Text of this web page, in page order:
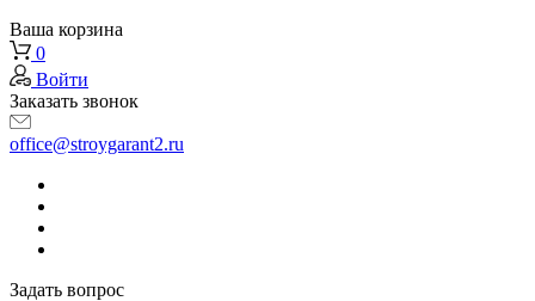
Ваша корзина
0
Войти
Заказать звонок
office@stroygarant2.ru
Задать вопрос